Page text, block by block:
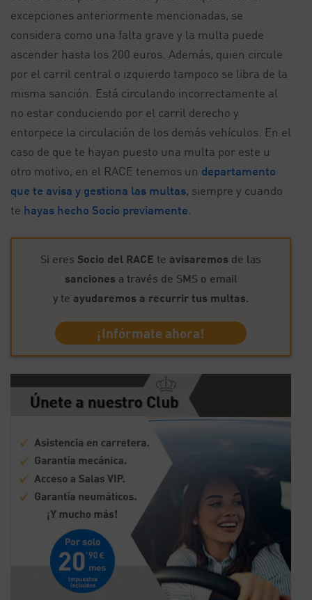
excepciones anteriormente mencionadas, se
considera como una falta grave y la multa puede
ascender hasta los 200 euros. Además, quien circule
por el carril central o izquierdo tampoco se libra de la
misma sanción. Está circulando incorrectamente al
no estar conduciendo por el carril derecho y
entorpece la circulación de los demás vehículos. En el
caso de que te hayan puesto una multa por este u
otro motivo, en el RACE tenemos un departamento
que te avisa y gestiona las multas, siempre y cuando
te hayas hecho Socio previamente
Si eres Socio del RACE te avisaremos de las
sanciones a través de SMS o email
y te ayudaremos a recurrir tus multas.
¡Infórmate ahora!